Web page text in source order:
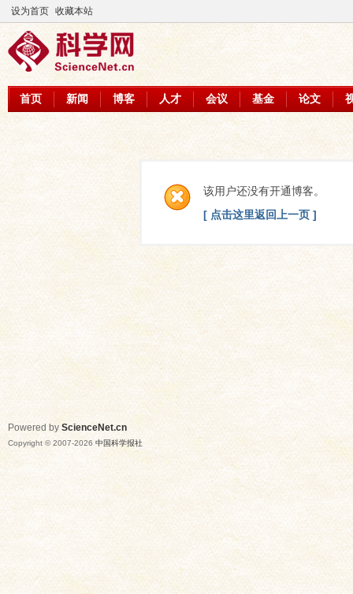
设为首页 收藏本站
首页 新闻 博客 人才 会议 基金 论文
该用户还没有开通博客。
[ 点击这里返回上一页 ]
Powered by ScienceNet.cn
Copyright © 2007-2026 中国科学报社